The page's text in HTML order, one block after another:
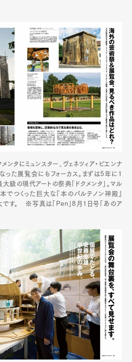
GourmetCars
Culture Lifestyle
Magazine
About
Contact
タにミュンスター、ヴェネツィア・ビエンナ
った展覧会にもフォーカス。まずは5年に1
級の現代アートの祭典「ドクメンタ」。マル
でつくった巨大な『本のパルテノン神殿』
です。 ※写真は「Pen」8月1日号「あのア